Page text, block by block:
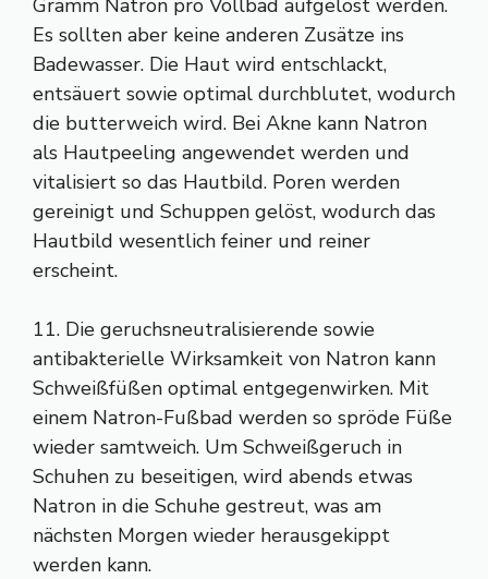
Gramm Natron pro Vollbad aufgelöst werden.
Es sollten aber keine anderen Zusätze ins
Badewasser. Die Haut wird entschlackt,
entsäuert sowie optimal durchblutet, wodurch
die butterweich wird. Bei Akne kann Natron
als Hautpeeling angewendet werden und
vitalisiert so das Hautbild. Poren werden
gereinigt und Schuppen gelöst, wodurch das
Hautbild wesentlich feiner und reiner
erscheint.
11. Die geruchsneutralisierende sowie
antibakterielle Wirksamkeit von Natron kann
Schweißfüßen optimal entgegenwirken. Mit
einem Natron-Fußbad werden so spröde Füße
wieder samtweich. Um Schweißgeruch in
Schuhen zu beseitigen, wird abends etwas
Natron in die Schuhe gestreut, was am
nächsten Morgen wieder herausgekippt
werden kann.